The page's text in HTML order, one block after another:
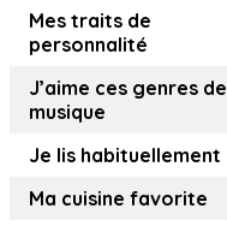
Mes traits de
personnalité
J’aime ces genres de
musique
Je lis habituellement
Ma cuisine favorite